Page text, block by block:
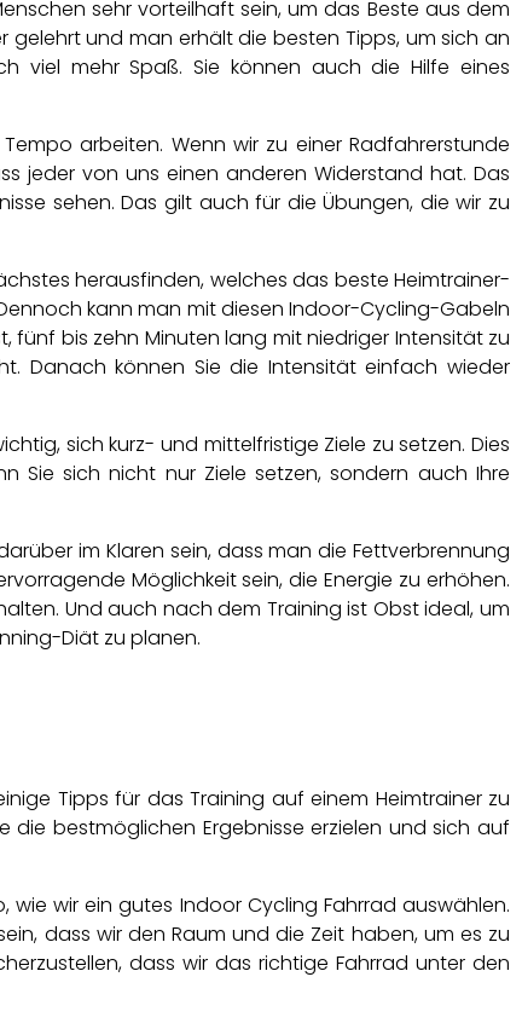
sehr vorteilhaft sein, um das Beste aus dem
gelehrt und man erhält die besten Tipps, um sich an
viel mehr Spaß. Sie können auch die Hilfe eines
arbeiten. Wenn wir zu einer Radfahrerstunde
jeder von uns einen anderen Widerstand hat. Das
sehen. Das gilt auch für die Übungen, die wir zu
herausfinden, welches das beste Heimtrainer-
kann man mit diesen Indoor-Cycling-Gabeln
fünf bis zehn Minuten lang mit niedriger Intensität zu
Danach können Sie die Intensität einfach wieder
sich kurz- und mittelfristige Ziele zu setzen. Dies
Sie sich nicht nur Ziele setzen, sondern auch Ihre
im Klaren sein, dass man die Fettverbrennung
Möglichkeit sein, die Energie zu erhöhen.
Und auch nach dem Training ist Obst ideal, um
Diät zu planen.
Tipps für das Training auf einem Heimtrainer zu
bestmöglichen Ergebnisse erzielen und sich auf
wie wir ein gutes Indoor Cycling Fahrrad auswählen.
dass wir den Raum und die Zeit haben, um es zu
dass wir das richtige Fahrrad unter den